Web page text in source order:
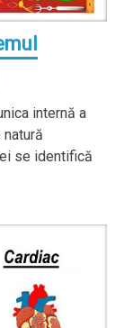
internă a
se identifică